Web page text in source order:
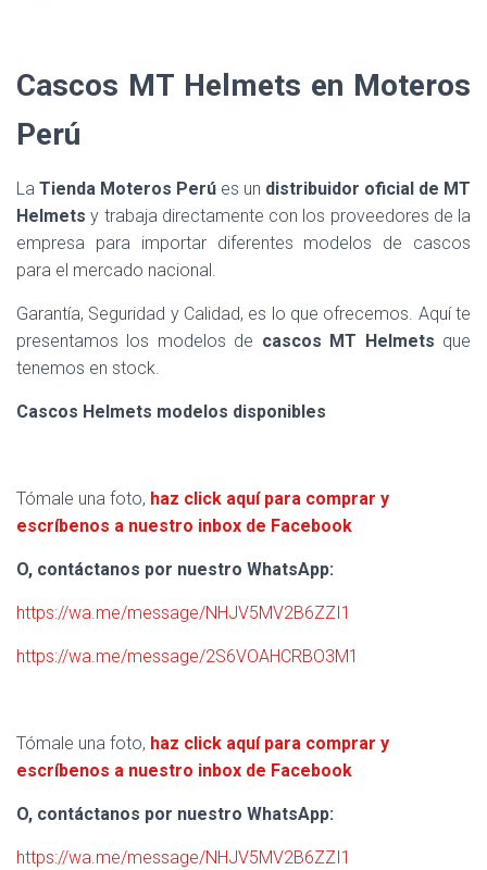
Cascos MT Helmets en Moteros
Perú
La Tienda Moteros Perú es un distribuidor oficial de MT
Helmets y trabaja directamente con los proveedores de la
empresa para importar diferentes modelos de cascos
para el mercado nacional.
Garantía, Seguridad y Calidad, es lo que ofrecemos. Aquí te
presentamos los modelos de cascos MT Helmets que
tenemos en stock.
Cascos Helmets modelos disponibles
Tómale una foto, haz click aquí para comprar y
escríbenos a nuestro inbox de Facebook
O, contáctanos por nuestro WhatsApp:
https://wa.me/message/NHJV5MV2B6ZZI1
https://wa.me/message/2S6VOAHCRBO3M1
Tómale una foto, haz click aquí para comprar y
escríbenos a nuestro inbox de Facebook
O, contáctanos por nuestro WhatsApp:
https://wa.me/message/NHJV5MV2B6ZZI1